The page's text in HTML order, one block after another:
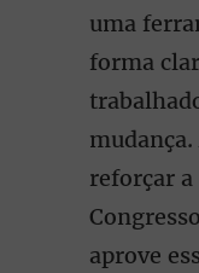
uma
forma
reforçar
aprove